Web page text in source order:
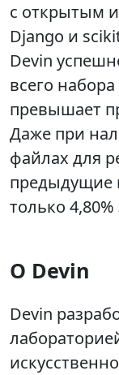
с открытым
Django и
Devin
всего
превышает
Даже при
файлах для
предыдущие
только 4,80%
О Devin
Devin